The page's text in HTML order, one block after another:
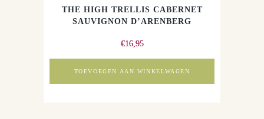
THE HIGH TRELLIS CABERNET
SAUVIGNON D’ARENBERG
€16,95
TOEVOEGEN AAN WINKELWAGEN